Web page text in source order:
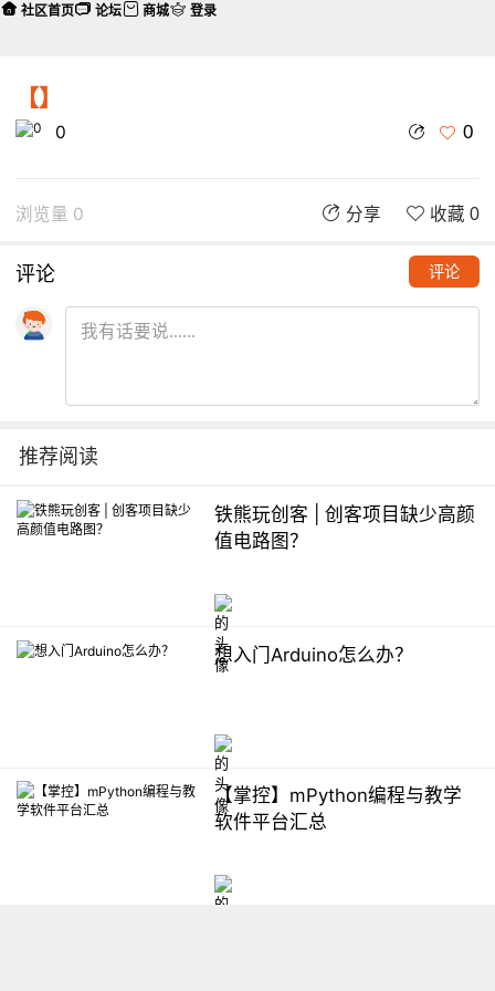
【】
0 0
浏览量 0 分享 收藏 0
评论 评论
推荐阅读
铁熊玩创客 | 创客项目缺少高颜
值电路图？
想入门Arduino怎么办？
【掌控】mPython编程与教学
软件平台汇总
社区首页 论坛 商城 登录